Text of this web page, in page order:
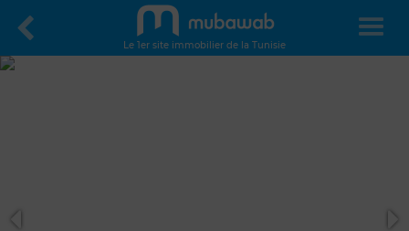
Le 1er site immobilier de la Tunisie